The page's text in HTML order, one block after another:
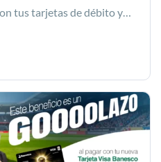
tus tarjetas de débito y